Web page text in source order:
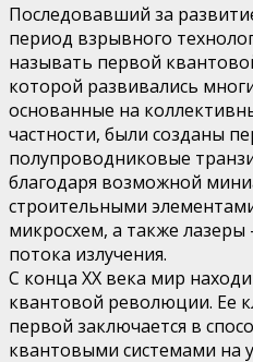
Последовавший за
период взрывного
называть первой
которой развивались
основанные на
частности, были созданы
полупроводниковые
благодаря возможной
строительными
микросхем, а также лазеры
потока излучения.
С конца XX века мир
квантовой революции. Ее
первой заключается в
квантовыми системами на